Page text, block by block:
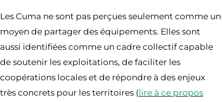
Les Cuma ne sont pas perçues seulement comme un
moyen de partager des équipements. Elles sont
aussi identifiées comme un cadre collectif capable
de soutenir les exploitations, de faciliter les
coopérations locales et de répondre à des enjeux
très concrets pour les territoires (lire à ce propos